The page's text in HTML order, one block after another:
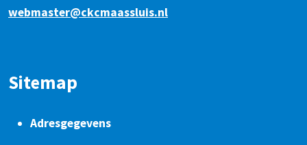
webmaster@ckcmaassluis.nl
Sitemap
Adresgegevens